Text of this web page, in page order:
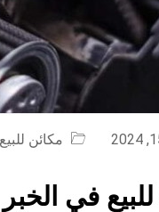
مكائن للبيع
في الخبر